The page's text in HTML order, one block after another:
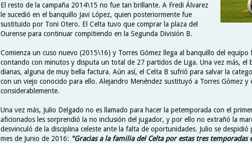
El resto de la campaña 2014\15 no fue tan brillante. A Fredi Álvarez
le sucedió en el banquillo Javi López, quien posteriormente fue
sustituido por Toni Otero. El Celta tuvo que comprar la plaza del
Ourense para continuar compitiendo en la Segunda División B.
Comienza un cuso nuevo (2015\16) y Torres Gómez llega al banquillo del equipo
contando con minutos y disputa un total de 27 partidos de Liga. Una vez más, el
dianas, alguna de muy bella factura. Aún así, el Celta B sufrió para salvar la
con un viejo conocido para ello. Alejandro Menéndez sustituyó a Torres Gómez y
considerablemente.
Una vez más, Julio Delgado no es llamado para hacer la petemporada con el
aficionados les sorprendió la no inclusión del jugador, y por ello no extrañó la
desvinculó de la disciplina celeste ante la falta de oportunidades. Julio se
mes de Junio de 2016: "Gracias a la familia del Celta por estas tres temporadas